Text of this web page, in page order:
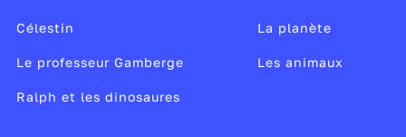
➡️ Lama
➡️ Lièvre variable
➡️ Marmotte
Célestin
Le professeur Gamberge
Ralph et les dinosaures
La planète
Les animaux